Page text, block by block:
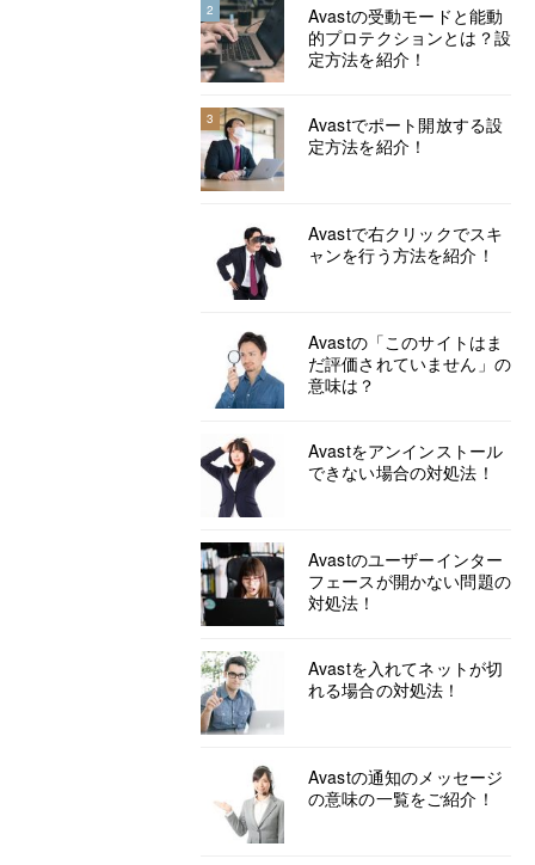
2
Avastの受動モードと能動
的プロテクションとは？設
定方法を紹介！
3
Avastでポート開放する設
定方法を紹介！
Avastで右クリックでスキ
ャンを行う方法を紹介！
Avastの「このサイトはま
だ評価されていません」の
意味は？
Avastをアンインストール
できない場合の対処法！
Avastのユーザーインター
フェースが開かない問題の
対処法！
Avastを入れてネットが切
れる場合の対処法！
Avastの通知のメッセージ
の意味の一覧をご紹介！